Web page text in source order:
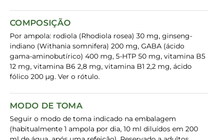
COMPOSIÇÃO
Por ampola: rodiola (Rhodiola rosea) 30 mg, ginseng-
indiano (Withania somnifera) 200 mg, GABA (ácido
gama-aminobutírico) 400 mg, 5-HTP 50 mg, vitamina B5
12 mg, vitamina B6 2,8 mg, vitamina B1 2,2 mg, ácido
fólico 200 µg. Ver o rótulo.
MODO DE TOMA
Seguir o modo de toma indicado na embalagem
(habitualmente 1 ampola por dia, 10 ml diluídos em 200